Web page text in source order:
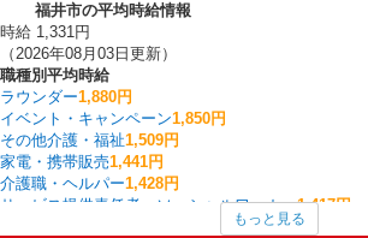
福井市の平均時給情報
時給 1,331円
（2026年08月03日更新）
職種別平均時給
ラウンダー1,880円
イベント・キャンペーン1,850円
その他介護・福祉1,509円
家電・携帯販売1,441円
介護職・ヘルパー1,428円
サービス提供責任者・ソーシャルワーカー1,417円
もっと見る